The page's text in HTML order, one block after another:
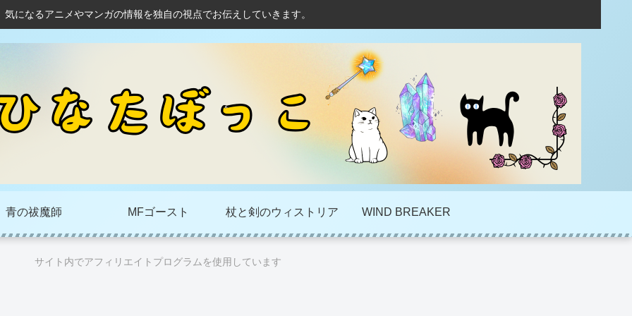
気になるアニメやマンガの情報を独自の視点でお伝えしていきます。
青の祓魔師 MFゴースト 杖と剣のウィストリア WIND BREAKER
サイト内でアフィリエイトプログラムを使用しています